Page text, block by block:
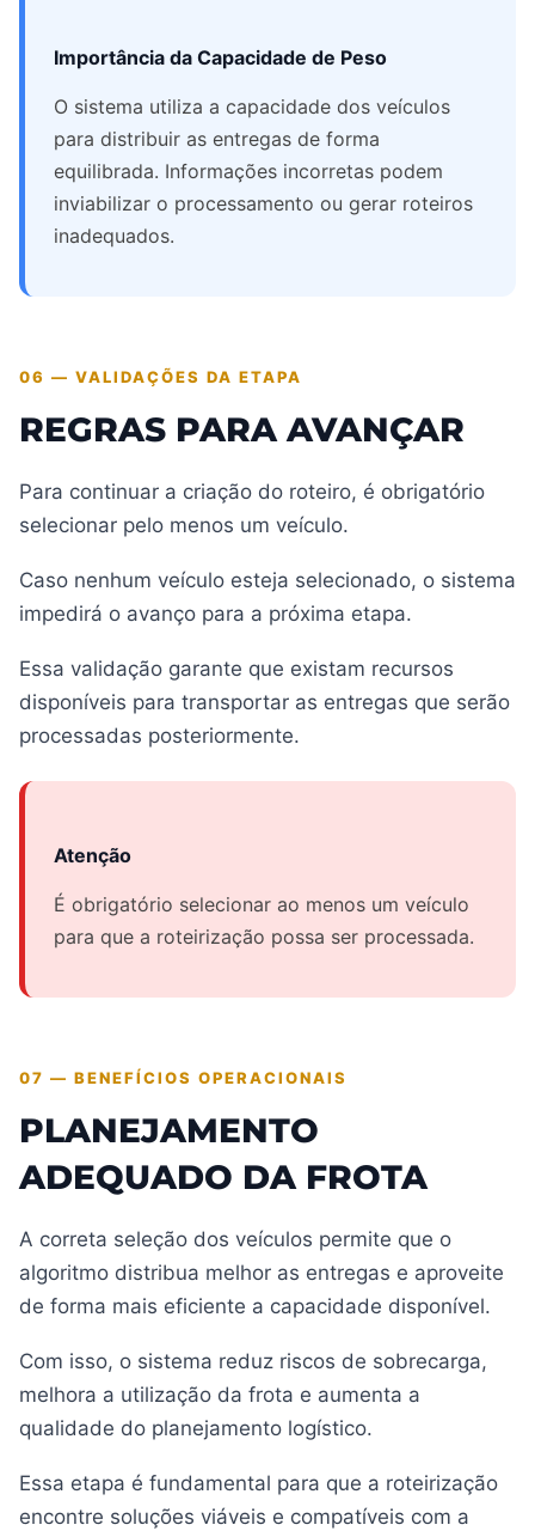
Importância da Capacidade de Peso
O sistema utiliza a capacidade dos veículos
para distribuir as entregas de forma
equilibrada. Informações incorretas podem
inviabilizar o processamento ou gerar roteiros
inadequados.
06 — VALIDAÇÕES DA ETAPA
REGRAS PARA AVANÇAR
Para continuar a criação do roteiro, é obrigatório
selecionar pelo menos um veículo.
Caso nenhum veículo esteja selecionado, o sistema
impedirá o avanço para a próxima etapa.
Essa validação garante que existam recursos
disponíveis para transportar as entregas que serão
processadas posteriormente.
Atenção
É obrigatório selecionar ao menos um veículo
para que a roteirização possa ser processada.
07 — BENEFÍCIOS OPERACIONAIS
PLANEJAMENTO
ADEQUADO DA FROTA
A correta seleção dos veículos permite que o
algoritmo distribua melhor as entregas e aproveite
de forma mais eficiente a capacidade disponível.
Com isso, o sistema reduz riscos de sobrecarga,
melhora a utilização da frota e aumenta a
qualidade do planejamento logístico.
Essa etapa é fundamental para que a roteirização
encontre soluções viáveis e compatíveis com a